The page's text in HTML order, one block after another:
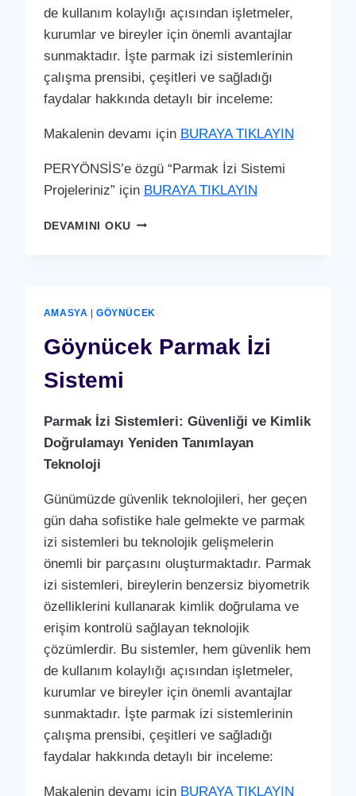
de kullanım kolaylığı açısından işletmeler,
kurumlar ve bireyler için önemli avantajlar
sunmaktadır. İşte parmak izi sistemlerinin
çalışma prensibi, çeşitleri ve sağladığı
faydalar hakkında detaylı bir inceleme:
Makalenin devamı için BURAYA TIKLAYIN
PERYÖNSİS’e özgü “Parmak İzi Sistemi
Projeleriniz” için BURAYA TIKLAYIN
DEVAMINI OKUHAMAMÖZÜ
AMASYA |GÖYNÜCEK
Göynücek Parmak İzi
Sistemi
Parmak İzi Sistemleri: Güvenliği ve Kimlik
Doğrulamayı Yeniden Tanımlayan
Teknoloji
Günümüzde güvenlik teknolojileri, her geçen
gün daha sofistike hale gelmekte ve parmak
izi sistemleri bu teknolojik gelişmelerin
önemli bir parçasını oluşturmaktadır. Parmak
izi sistemleri, bireylerin benzersiz biyometrik
özelliklerini kullanarak kimlik doğrulama ve
erişim kontrolü sağlayan teknolojik
çözümlerdir. Bu sistemler, hem güvenlik hem
de kullanım kolaylığı açısından işletmeler,
kurumlar ve bireyler için önemli avantajlar
sunmaktadır. İşte parmak izi sistemlerinin
çalışma prensibi, çeşitleri ve sağladığı
faydalar hakkında detaylı bir inceleme:
Makalenin devamı için BURAYA TIKLAYIN